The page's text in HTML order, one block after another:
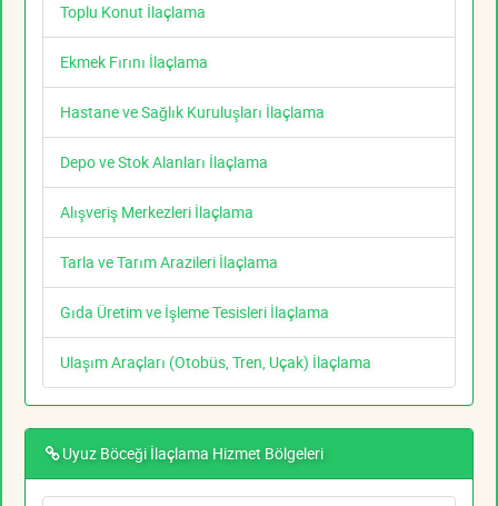
Toplu Konut İlaçlama
Ekmek Fırını İlaçlama
Hastane ve Sağlık Kuruluşları İlaçlama
Depo ve Stok Alanları İlaçlama
Alışveriş Merkezleri İlaçlama
Tarla ve Tarım Arazileri İlaçlama
Gıda Üretim ve İşleme Tesisleri İlaçlama
Ulaşım Araçları (Otobüs, Tren, Uçak) İlaçlama
Uyuz Böceği İlaçlama Hizmet Bölgeleri